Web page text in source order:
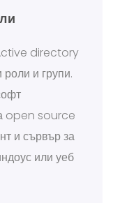
directory
и групи.
open source
и сървър за
или уеб